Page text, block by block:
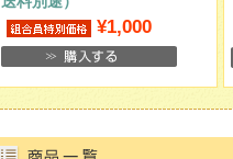
¥1,000